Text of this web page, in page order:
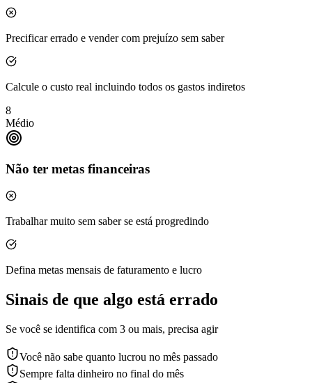
Precificar errado e vender com prejuízo sem saber
Calcule o custo real incluindo todos os gastos indiretos
8
Médio
Não ter metas financeiras
Trabalhar muito sem saber se está progredindo
Defina metas mensais de faturamento e lucro
Sinais de que algo está errado
Se você se identifica com 3 ou mais, precisa agir
Você não sabe quanto lucrou no mês passado
Sempre falta dinheiro no final do mês